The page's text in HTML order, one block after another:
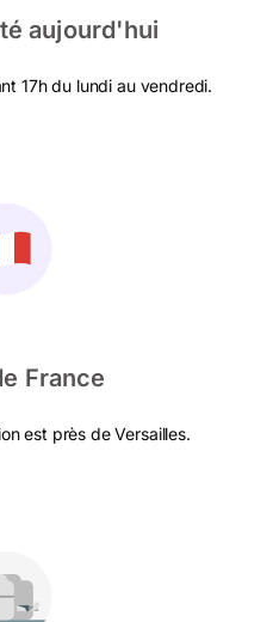
aujourd'hui
17h du lundi au vendredi.
France
est près de Versailles.